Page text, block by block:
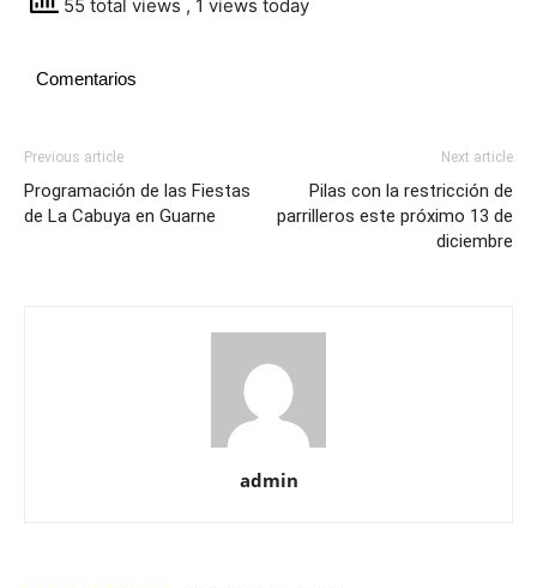
55 total views , 1 views today
Comentarios
Previous article
Programación de las Fiestas
de La Cabuya en Guarne
Next article
Pilas con la restricción de
parrilleros este próximo 13 de
diciembre
admin